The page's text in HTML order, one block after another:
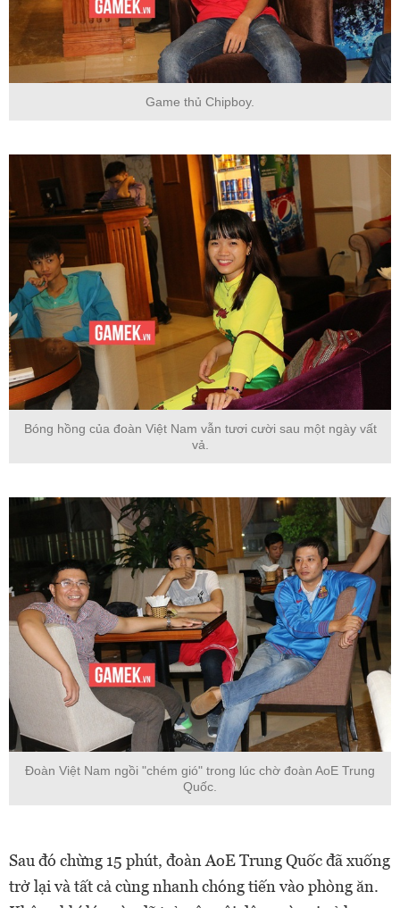
Game thủ Chipboy.
Bóng hồng của đoàn Việt Nam vẫn tươi cười sau một ngày vất
vả.
Đoàn Việt Nam ngồi "chém gió" trong lúc chờ đoàn AoE Trung
Quốc.
Sau đó chừng 15 phút, đoàn AoE Trung Quốc đã xuống
trở lại và tất cả cùng nhanh chóng tiến vào phòng ăn.